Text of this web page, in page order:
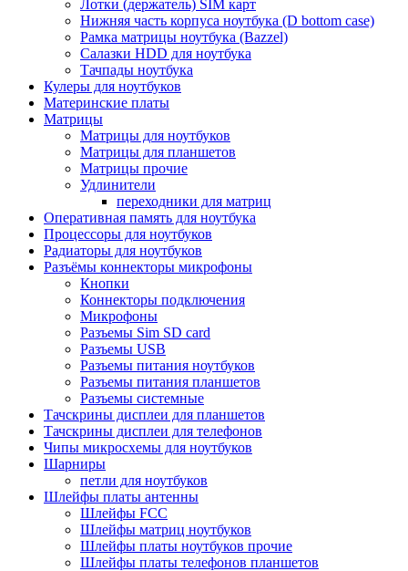
Лотки (держатель) SIM карт
Нижняя часть корпуса ноутбука (D bottom case)
Рамка матрицы ноутбука (Bazzel)
Салазки HDD для ноутбука
Тачпады ноутбука
Кулеры для ноутбуков
Материнские платы
Матрицы
Матрицы для ноутбуков
Матрицы для планшетов
Матрицы прочие
Удлинители
переходники для матриц
Оперативная память для ноутбука
Процессоры для ноутбуков
Радиаторы для ноутбуков
Разъёмы коннекторы микрофоны
Кнопки
Коннекторы подключения
Микрофоны
Разъемы Sim SD card
Разъемы USB
Разъемы питания ноутбуков
Разъемы питания планшетов
Разъемы системные
Тачскрины дисплеи для планшетов
Тачскрины дисплеи для телефонов
Чипы микросхемы для ноутбуков
Шарниры
петли для ноутбуков
Шлейфы платы антенны
Шлейфы FCC
Шлейфы матриц ноутбуков
Шлейфы платы ноутбуков прочие
Шлейфы платы телефонов планшетов